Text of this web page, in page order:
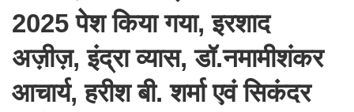
2025 पेश किया गया, इरशाद
अज़ीज़, इंद्रा व्यास, डॉ.नमामीशंकर
आचार्य, हरीश बी. शर्मा एवं सिकंदर